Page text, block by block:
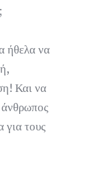
;
ήθελα να
Και να
για τους